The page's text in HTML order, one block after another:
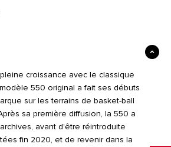
croissance avec le classique
550 original a fait ses débuts
sur les terrains de basket-ball
sa première diffusion, la 550 a
avant d'être réintroduite
fin 2020, et de revenir dans la